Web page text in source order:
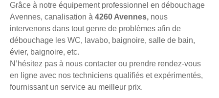
Grâce à notre équipement professionnel en débouchage
Avennes, canalisation à 4260 Avennes, nous
intervenons dans tout genre de problèmes afin de
débouchage les WC, lavabo, baignoire, salle de bain,
évier, baignoire, etc.
N’hésitez pas à nous contacter ou prendre rendez-vous
en ligne avec nos techniciens qualifiés et expérimentés,
fournissant un service au meilleur prix.